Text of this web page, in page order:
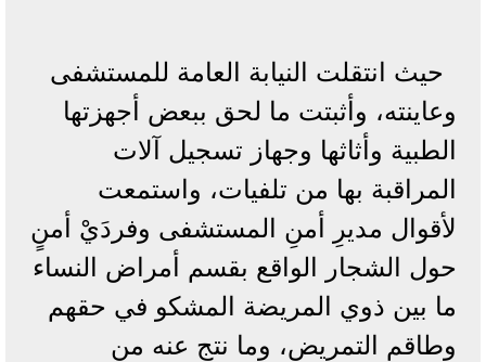
حيث انتقلت النيابة العامة للمستشفى
وعاينته، وأثبتت ما لحق ببعض أجهزتها
الطبية وأثاثها وجهاز تسجيل آلات
المراقبة بها من تلفيات، واستمعت
لأقوال مديرِ أمنِ المستشفى وفردَيْ أمنٍ
حول الشجار الواقع بقسم أمراض النساء
ما بين ذوي المريضة المشكو في حقهم
وطاقم التمريض، وما نتج عنه من